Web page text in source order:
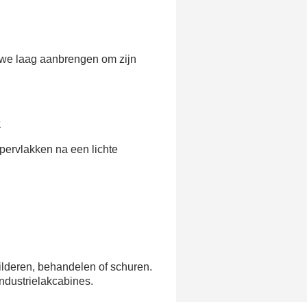
€5 korting
72 uur in Nederland
shopping vouchers
bij elke bestelling
laag aanbrengen om zijn
na een lichte
behandelen of schuren.